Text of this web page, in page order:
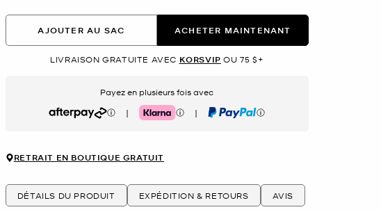
AJOUTER AU SAC ACHETER MAINTENANT
LIVRAISON GRATUITE AVEC KORSVIP OU 75 $+
Payez en plusieurs fois avec
Afterpay | Klarna | PayPal
RETRAIT EN BOUTIQUE GRATUIT
DÉTAILS DU PRODUIT EXPÉDITION & RETOURS AVIS